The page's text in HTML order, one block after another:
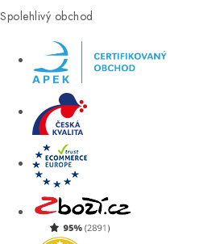
Spolehlivý obchod
Moje objednávka